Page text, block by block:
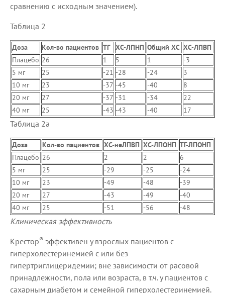
сравнению с исходным значением).
Таблица 2
Доза Кол-во пациентов ТГ ХС-ЛПНП Общий ХС ХС-ЛПВП
Плацебо 26 1 5 1
-3
5 мг
25 -21 -28 -24
3
10 мг
23 -37 -45 -40
8
20 мг
27 -37 -31 -34
22
40 мг
25 -43 -43 -40 17
Таблица 2а
Доза Кол-во пациентов ХС-неЛПВП ХС-ЛПОНП ТГ-ЛПОНП
Плацебо 26 2 2
6
5 мг
25 -29 -25
-24
10 мг
23 -49 -48
-39
20 мг
27 -43 -49
-40
40 мг
25 -51 -56 -48
Клиническая эффективность
Крестор® эффективен у взрослых пациентов с
гиперхолестеринемией с или без
гипертриглицеридемии; вне зависимости от расовой
принадлежности, пола или возраста, в т.ч. у пациентов с
сахарным диабетом и семейной гиперхолестеринемией.